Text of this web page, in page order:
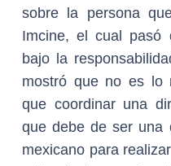
sobre la persona
Imcine, el cual pasó
bajo la
mostró que no es lo
que coordinar una
que debe de ser una
mexicano para